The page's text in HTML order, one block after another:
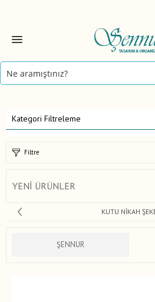
Kategori Filtreleme
Filtre
YENI ÜRÜNLER
KUTU NIKAH
ŞENNUR